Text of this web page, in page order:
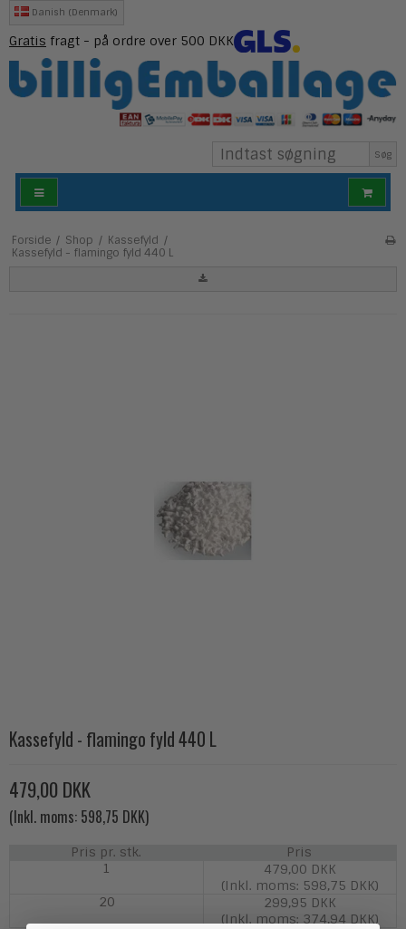
Danish (Denmark)
Gratis fragt - på ordre over 500 DKK
Søg
Forside / Shop / Kassefyld /
Kassefyld - flamingo fyld 440 L
Kassefyld - flamingo fyld 440 L
479,00 DKK
(Inkl. moms: 598,75 DKK)
Pris pr. stk.
Pris
1
479,00 DKK
(Inkl. moms: 598,75 DKK)
20
299,95 DKK
(Inkl. moms: 374,94 DKK)